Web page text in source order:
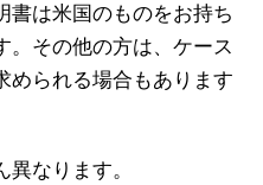
書は米国のものをお持ち
。その他の方は、ケース
められる場合もあります
なります。